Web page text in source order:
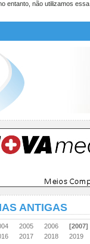
entanto, não utilizamos
ANTIGAS
2005 2006
[2007]
2017 2018
2019